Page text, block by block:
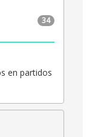
34
en partidos